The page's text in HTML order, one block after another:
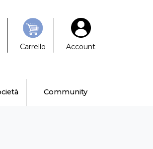
Carrello Account
Community